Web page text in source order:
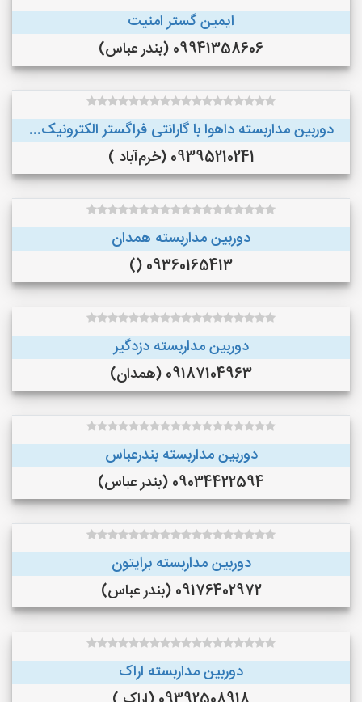
ایمین گستر امنیت
09941358606 (بندر عباس)
دوربین مداربسته داهوا با گارانتی فراگستر الکترونیک...
09395210241 (خرم‌آباد )
دوربین مداربسته همدان
09360165413 ()
دوربین مداربسته دزدگیر
09187104963 (همدان)
دوربین مداربسته بندرعباس
09034422594 (بندر عباس)
دوربین مداربسته برایتون
09176402972 (بندر عباس)
دوربین مداربسته اراک